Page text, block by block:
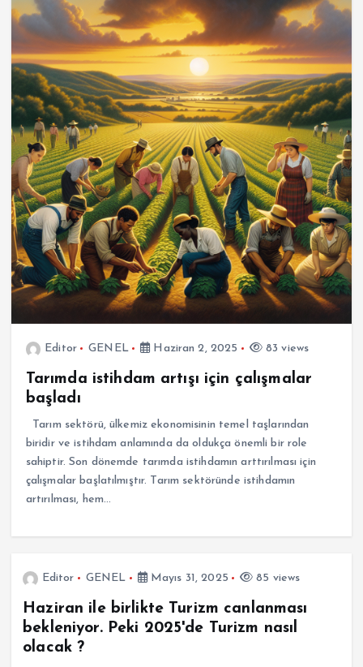
Editor GENEL Haziran 2, 2025 83 views
Tarımda istihdam artışı için çalışmalar
başladı
Tarım sektörü, ülkemiz ekonomisinin temel taşlarından
biridir ve istihdam anlamında da oldukça önemli bir role
sahiptir. Son dönemde tarımda istihdamın arttırılması için
çalışmalar başlatılmıştır. Tarım sektöründe istihdamın
artırılması, hem…
Editor GENEL Mayıs 31, 2025 85 views
Haziran ile birlikte Turizm canlanması
bekleniyor. Peki 2025'de Turizm nasıl
olacak ?